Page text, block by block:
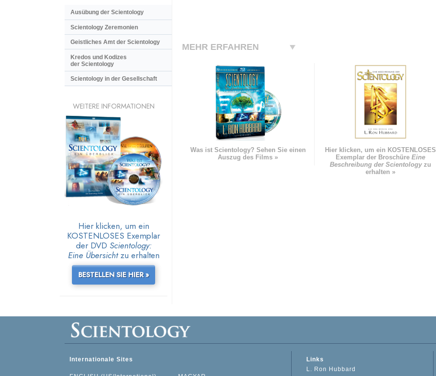
MEHR ERFAHREN
Was ist Scientology? Sehen Sie einen
Auszug des Films »
Hier klicken, um ein KOSTENLOSES
Exemplar der Broschüre Eine
Beschreibung der Scientologyzu
erhalten »
Ausübung der Scientology
Scientology Zeremonien
Geistliches Amt der Scientology
Kredos und Kodizes
der Scientology
Scientology in der Gesellschaft
WEITERE INFORMATIONEN
Hier klicken, um ein
KOSTENLOSES Exemplar
der DVD Scientology:
Eine Übersichtzu erhalten
BESTELLEN SIE HIER »
Internationale Sites
Links
L. Ron Hubbard